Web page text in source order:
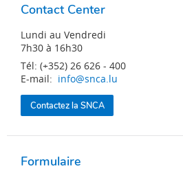
Contact Center
Lundi au Vendredi
7h30 à 16h30
Tél: (+352) 26 626 - 400
E-mail: info@snca.lu
Contactez la SNCA
Formulaire